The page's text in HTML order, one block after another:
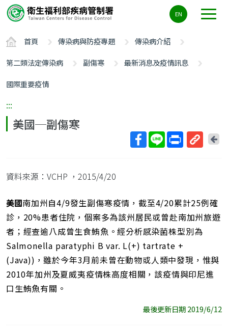
要
容
ALT+C
EN
首頁 傳染病與防疫專題
傳染病介紹
第二類法定傳染病
副傷寒
最新消息及疫情訊息
國際重要疫情
:::
美國─副傷寒
址
回
資料來源：VCHP ，2015/4/20
美國南加州自4/9發生副傷寒疫情，截至4/20累計25例確
診，20%患者住院，個案多為該州居民或曾赴南加州旅遊
者；經查逾八成曾生食鮪魚。經分析感染菌株型別為
Salmonella paratyphi B var. L(+) tartrate +
(Java))，雖於今年3月前未曾在動物或人類中發現，惟與
2010年加州及夏威夷疫情株高度相關，該疫情與印尼進
口生鮪魚有關。
最後更新日期 2019/6/12